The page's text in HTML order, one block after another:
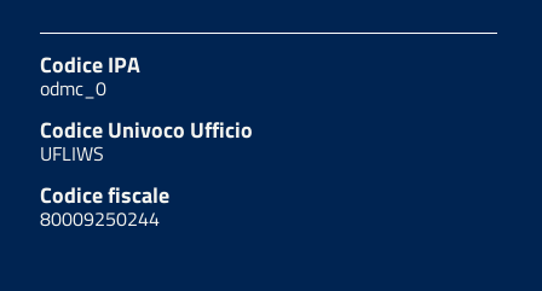
Codice IPA
odmc_0
Codice Univoco Ufficio
UFLIWS
Codice fiscale
80009250244